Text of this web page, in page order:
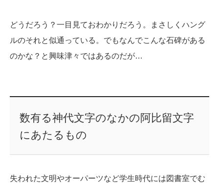
どうだろう？一目見ておわかりだろう。まさしくハング
ルのそれと似通っている。でもなんでこんな石碑がある
のかな？と興味津々ではあるのだが…
数有る神代文字のなかの阿比留文字
にあたるもの
失われた文明やオーパーツなど学生時代には図書室でむ